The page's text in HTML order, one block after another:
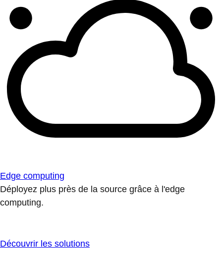
Edge computing
Déployez plus près de la source grâce à l'edge
computing.
Découvrir les solutions